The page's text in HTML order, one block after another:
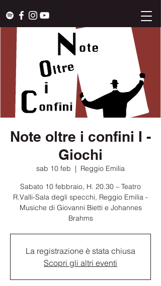
Note oltre i confini I -
Giochi
sab 10 feb
  |
Reggio Emilia
Sabato 10 febbraio, H. 20.30 – Teatro
R.Valli-Sala degli specchi, Reggio Emilia -
Musiche di Giovanni Bietti e Johannes
Brahms
La registrazione è stata chiusa
Scopri gli altri eventi